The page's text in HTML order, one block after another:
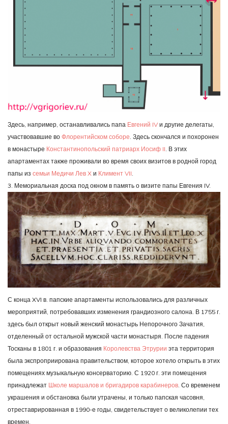
Здесь, например, останавливались папа Евгений IV и другие делегаты,
участвовавшие во Флорентийском соборе. Здесь скончался и похоронен
в монастыре Константинопольский патриарх Иосиф II. В этих
апартаментах также проживали во время своих визитов в родной город
папы из семьи Медичи Лев X и Климент VII.
3. Мемориальная доска под окном в память о визите папы Евгения IV.
С конца XVI в. папские апартаменты использовались для различных
мероприятий, потребовавших изменения грандиозного салона. В 1755 г.
здесь был открыт новый женский монастырь Непорочного Зачатия,
отделенный от остальной мужской части монастыря. После падения
Тосканы в 1801 г. и образования Королевства Этрурии эта территория
была экспроприирована правительством, которое хотело открыть в этих
помещениях музыкальную консерваторию. С 1920 г. эти помещения
принадлежат Школе маршалов и бригадиров карабинеров. Со временем
украшения и обстановка были утрачены, и только папская часовня,
отреставрированная в 1990-е годы, свидетельствует о великолепии тех
времен.